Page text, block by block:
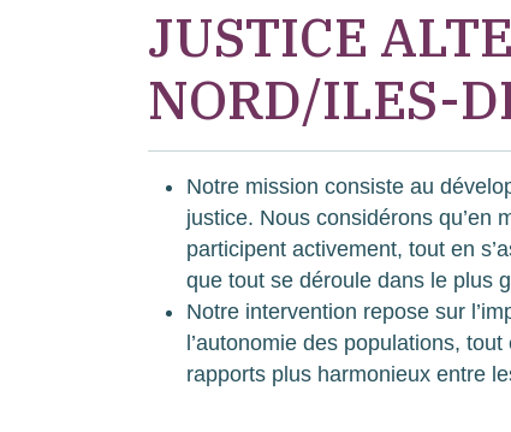
JUSTICE
NORD/ILES-
Notre mission consiste au
justice. Nous considérons qu’en
participent activement, tout en
que tout se déroule dans le plus
Notre intervention repose sur
l’autonomie des populations,
rapports plus harmonieux entre